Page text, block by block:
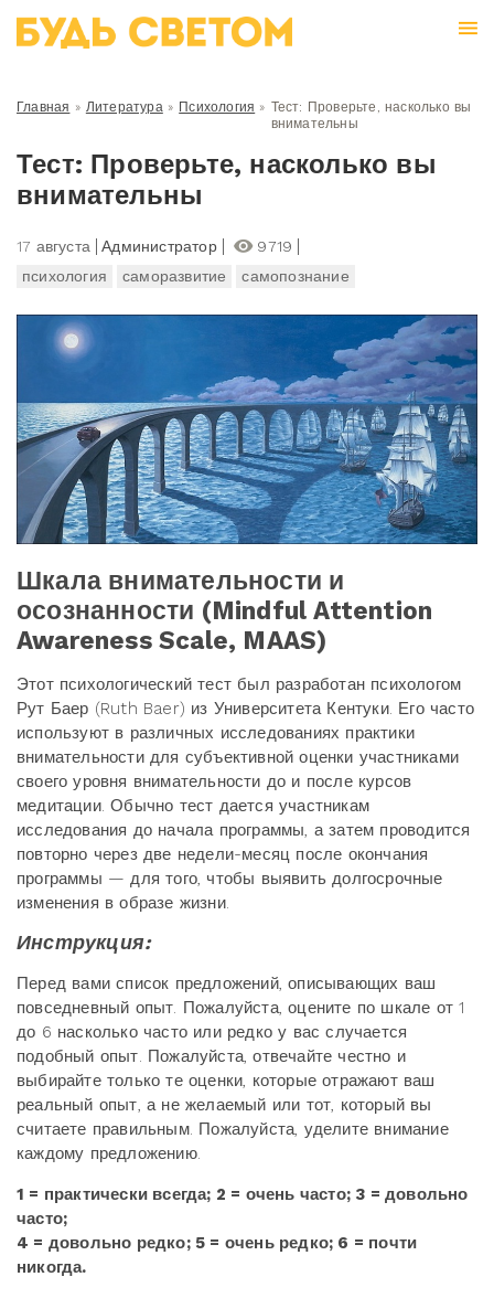
Главная » Литература» Психология » Тест: Проверьте, насколько вы
внимательны
Тест: Проверьте, насколько вы
внимательны
17 августа Администратор
9719
психология
саморазвитие самопознание
Шкала внимательности и
осознанности (Mindful Attention
Awareness Scale, MAAS)
Этот психологический тест был разработан психологом
Рут Баер (Ruth Baer) из Университета Кентуки. Его часто
используют в различных исследованиях практики
внимательности для субъективной оценки участниками
своего уровня внимательности до и после курсов
медитации. Обычно тест дается участникам
исследования до начала программы, а затем проводится
повторно через две недели-месяц после окончания
программы — для того, чтобы выявить долгосрочные
изменения в образе жизни.
Инструкция:
Перед вами список предложений, описывающих ваш
повседневный опыт. Пожалуйста, оцените по шкале от 1
до 6 насколько часто или редко у вас случается
подобный опыт. Пожалуйста, отвечайте честно и
выбирайте только те оценки, которые отражают ваш
реальный опыт, а не желаемый или тот, который вы
считаете правильным. Пожалуйста, уделите внимание
каждому предложению.
1 = практически всегда; 2 = очень часто; 3 = довольно
часто;
4 = довольно редко; 5 = очень редко; 6 = почти
никогда.